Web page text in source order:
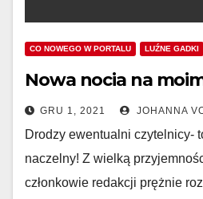
CO NOWEGO W PORTALU LUŹNE GADKI
Nowa nocia na
GRU 1, 2021 JOHANNA
Drodzy ewentualni czytelnicy-
naczelny! Z wielką
członkowie redakcji prężnie